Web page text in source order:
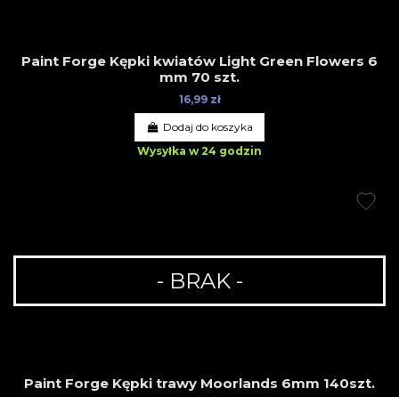
Paint Forge Kępki kwiatów Light Green Flowers 6
mm 70 szt.
16,99 zł
Dodaj do koszyka
Wysyłka w 24 godzin
- BRAK -
Paint Forge Kępki trawy Moorlands 6mm 140szt.